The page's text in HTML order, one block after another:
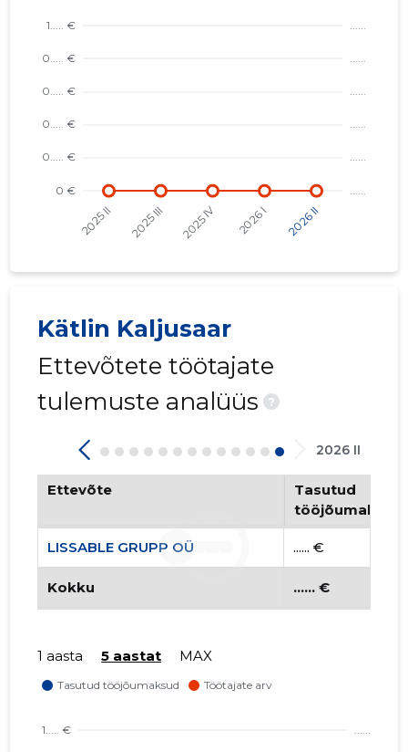
-
Kätlin Kaljusaar
Ettevõtete töötajate
tulemuste analüüs
?
2026 II
Ettevõte
Tasutud
tööjõumaksud
LISSABLE GRUPP OÜ ...... €
Kokku ...... €
1 aasta 5 aastat MAX